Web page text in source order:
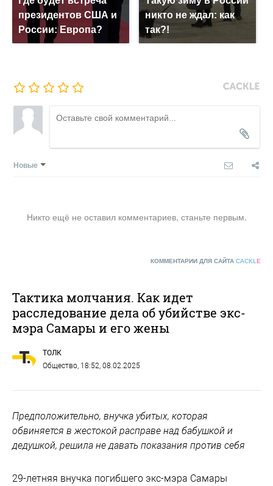
президентов США и
России: Европа?
никто не ждал: как
так?!
Новые
Никто ещё не оставил комментариев, станьте первым.
КОММЕНТАРИИ ДЛЯ САЙТА CACKL E
Тактика молчания. Как идет
расследование дела об убийстве экс-
мэра Самары и его жены
ТОЛК
Общество , 18:52, 08.02.2025
Предположительно, внучка убитых, которая
обвиняется в жестокой расправе над бабушкой и
дедушкой, решила не давать показания против себя
29-летняя внучка погибшего экс-мэра Самары